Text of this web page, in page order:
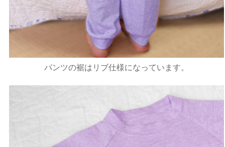
パンツの裾はリブ仕様になっています。